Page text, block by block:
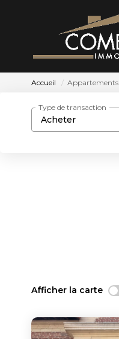
Accueil Appartements
Acheter
Type de transaction
Afficher la carte